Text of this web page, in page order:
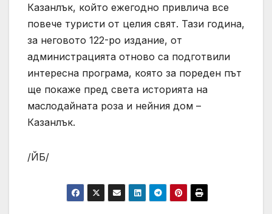
Казанлък, който ежегодно привлича все
повече туристи от целия свят. Тази година,
за неговото 122-ро издание, от
администрацията отново са подготвили
интересна програма, която за пореден път
ще покаже пред света историята на
маслодайната роза и нейния дом –
Казанлък.
/ЙБ/